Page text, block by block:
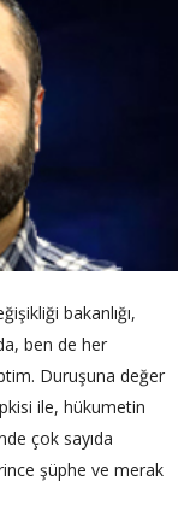
bakanlığı,
ben de her
Duruşuna değer
ile, hükumetin
çok sayıda
şüphe ve merak